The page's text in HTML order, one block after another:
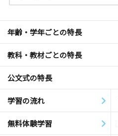
年齢・学年ごとの特長
教科・教材ごとの特長
公文式の特長
学習の流れ
無料体験学習